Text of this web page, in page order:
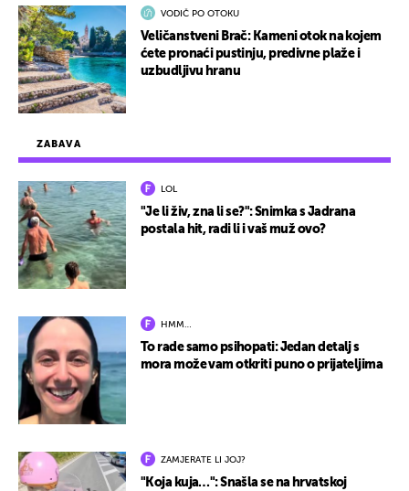
ZABAVA
LOL
"Je li živ, zna li se?": Snimka s Jadrana
postala hit, radi li i vaš muž ovo?
HMM…
To rade samo psihopati: Jedan detalj s
mora može vam otkriti puno o prijateljima
ZAMJERATE LI JOJ?
"Koja kuja…": Snašla se na hrvatskoj
VODIČ PO OTOKU
Veličanstveni Brač: Kameni otok na kojem
ćete pronaći pustinju, predivne plaže i
uzbudljivu hranu